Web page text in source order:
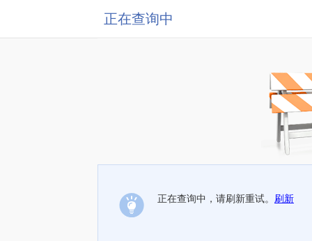
正在查询中
正在查询中，请刷新重试。 刷新